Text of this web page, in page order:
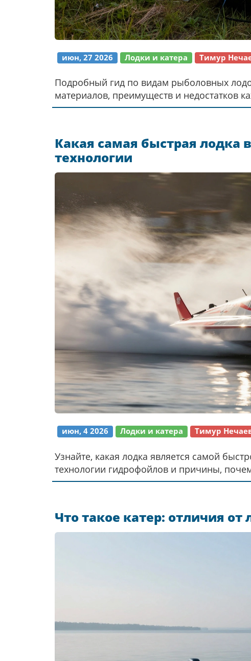
июн, 27 2026 Лодки и катера Тимур
Подробный гид по видам рыболовных
материалов, преимуществ и недостатков
Какая самая быстрая лодка
технологии
июн, 4 2026 Лодки и катера Тимур
Узнайте, какая лодка является самой
технологии гидрофойлов и причины,
Что такое катер: отличия